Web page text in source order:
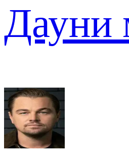
Дауни